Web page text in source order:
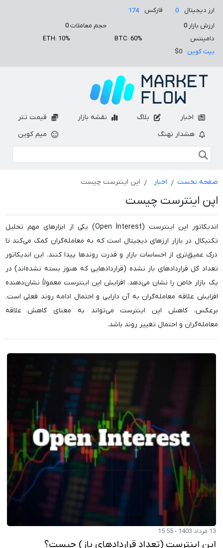
ارز دیجیتال 0 فارکس
174
ارزش بازار0 حجم معاملات0
دامیننس
BTC: 60%
ETH: 10%
بیت کوین
$0
اخبار بلاگ نقشه بازار
قیمت تتر
هشدار نهنگ
میم کوین
صفحه نخست اخبار اپن اینترست چیست
اپن اینترست چیست
اندیکاتور اپن اینترست (Open Interest) یکی از ابزارهای مهم تحلیل
تکنیکال در بازار ارزهای دیجیتال است که به معامله‌گران کمک می‌کند تا
درک عمیق‌تری از احساسات بازار و قدرت روندها پیدا کنند. این اندیکاتور
تعداد کل قراردادهای باز نشده (قراردادهایی که هنوز بسته نشده‌اند) در
یک بازار خاص را نشان می‌دهد. افزایش اپن اینترست معمولاً نشان‌دهنده
افزایش علاقه معامله‌گران به آن دارایی و احتمال ادامه روند فعلی است.
برعکس، کاهش اپن اینترست می‌تواند به معنای کاهش علاقه
معامله‌گران و احتمال تغییر روند باشد.
13 مرداد 1403 - 15:55
اپن اینترست (تعداد قراردادهای باز) چیست؟